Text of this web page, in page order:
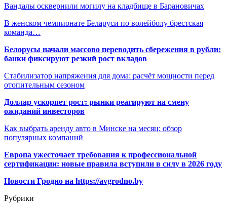
Вандалы осквернили могилу на кладбище в Барановичах
В женском чемпионате Беларуси по волейболу брестская
команда…
Белорусы начали массово переводить сбережения в рубли:
банки фиксируют резкий рост вкладов
Стабилизатор напряжения для дома: расчёт мощности перед
отопительным сезоном
Доллар ускоряет рост: рынки реагируют на смену
ожиданий инвесторов
Как выбрать аренду авто в Минске на месяц: обзор
популярных компаний
Европа ужесточает требования к профессиональной
сертификации: новые правила вступили в силу в 2026 году
Новости Гродно на https://avgrodno.by
Рубрики